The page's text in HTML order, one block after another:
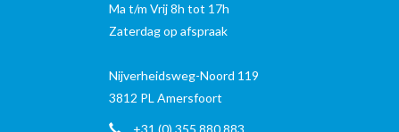
Ma t/m Vrij 8h tot 17h
Zaterdag op afspraak
Nijverheidsweg-Noord 119
3812 PL Amersfoort